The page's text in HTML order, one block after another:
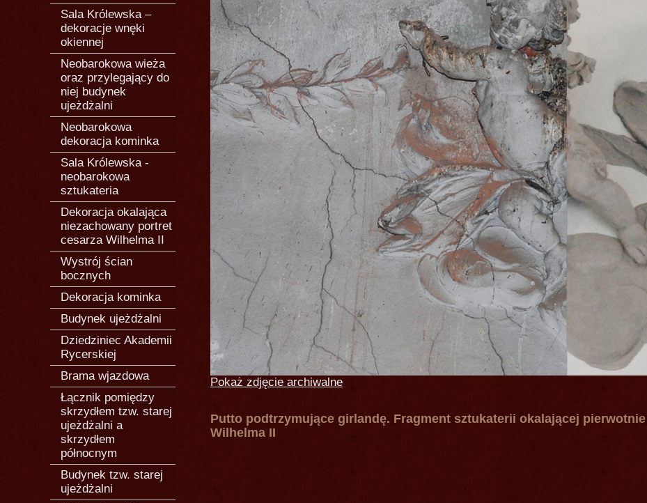
Sala Królewska –
dekoracje wnęki
okiennej
Neobarokowa wieża
oraz przylegający do
niej budynek
ujeżdżalni
Neobarokowa
dekoracja kominka
Sala Królewska -
neobarokowa
sztukateria
Dekoracja okalająca
niezachowany portret
cesarza Wilhelma II
Wystrój ścian
bocznych
Dekoracja kominka
Budynek ujeżdżalni
Dziedziniec Akademii
Rycerskiej
Brama wjazdowa
Łącznik pomiędzy
skrzydłem tzw. starej
ujeżdżalni a
skrzydłem
północnym
Budynek tzw. starej
ujeżdżalni
Pokaż zdjęcie archiwalne
Putto podtrzymujące girlandę. Fragment sztukaterii okalającej
Wilhelma II